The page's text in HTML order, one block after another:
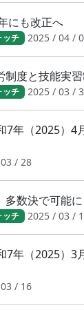
にも改正へ
ッチ 2025 / 04 /
制度と技能実
ッチ 2025 / 03 /
年（2025）4
/ 28
多数決で可能に
ッチ 2025 / 03 /
年（2025）3
/ 16